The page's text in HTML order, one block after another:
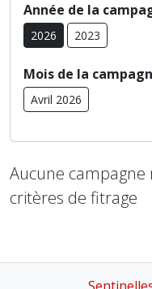
Aucune campagne
critères de fitrage
Année de la
2026 2023
Mois de la
Avril 2026